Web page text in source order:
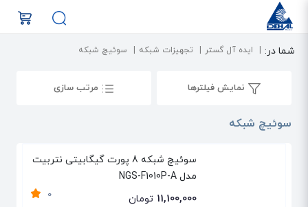
شما در: ایده آل گستر تجهیزات شبکه سوئیچ شبکه
نمایش فیلترها
سوئیچ شبکه
سوئیچ شبکه 8 پورت گیگابیتی نتربیت
مدل NGS-F1010P-A
0 11,100,000 تومان